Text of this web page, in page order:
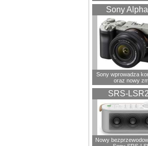
Sony
Sony wprowadza
oraz nowy
SRS-
Nowy